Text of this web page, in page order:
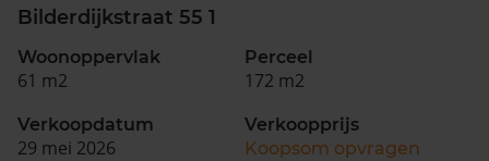
Bilderdijkstraat 55 1
Woonoppervlak
61 m2
Perceel
172 m2
Verkoopdatum
29 mei 2026
Verkoopprijs
Koopsom opvragen